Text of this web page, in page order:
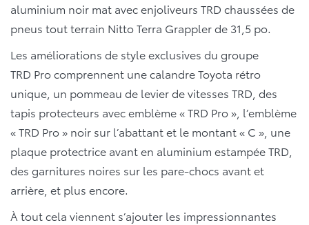
aluminium noir mat avec enjoliveurs TRD chaussées de
pneus tout terrain Nitto Terra Grappler de 31,5 po.
Les améliorations de style exclusives du groupe
TRD Pro comprennent une calandre Toyota rétro
unique, un pommeau de levier de vitesses TRD, des
tapis protecteurs avec emblème « TRD Pro », l’emblème
« TRD Pro » noir sur l’abattant et le montant « C », une
plaque protectrice avant en aluminium estampée TRD,
des garnitures noires sur les pare-chocs avant et
arrière, et plus encore.
À tout cela viennent s’ajouter les impressionnantes